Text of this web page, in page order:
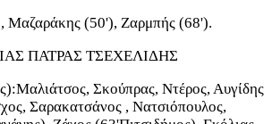
Μαζαράκης (50'), Ζαρμπής (68').
ΠΑΤΡΑΣ ΤΣΕΧΕΛΙΔΗΣ
Σκούπρας, Ντέρος, Αυγίδης
Σαρακατσάνος , Νατσιόπουλος,